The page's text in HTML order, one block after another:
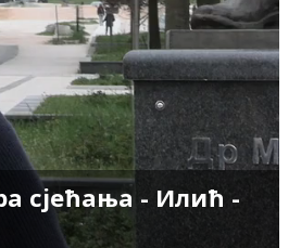
сјећања - Илић -